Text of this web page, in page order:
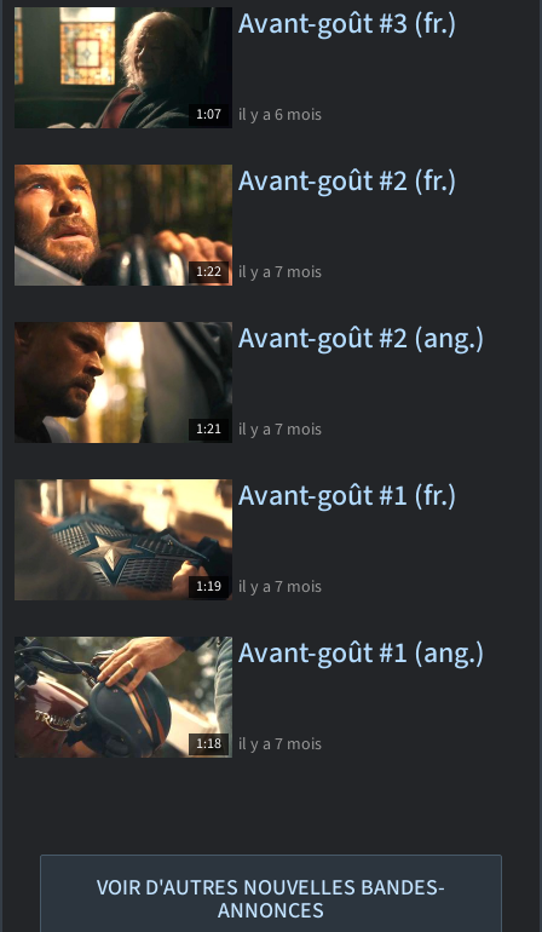
1:07
Avant-goût #3 (fr.)
il y a 6 mois
1:22
Avant-goût #2 (fr.)
il y a 7 mois
1:21
Avant-goût #2 (ang.)
il y a 7 mois
1:19
Avant-goût #1 (fr.)
il y a 7 mois
1:18
Avant-goût #1 (ang.)
il y a 7 mois
VOIR D'AUTRES NOUVELLES BANDES-
ANNONCES